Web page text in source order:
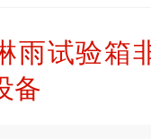
雨试验箱
备